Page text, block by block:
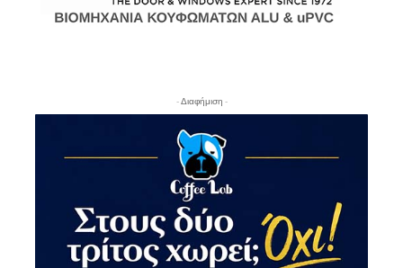
- Διαφήμιση -